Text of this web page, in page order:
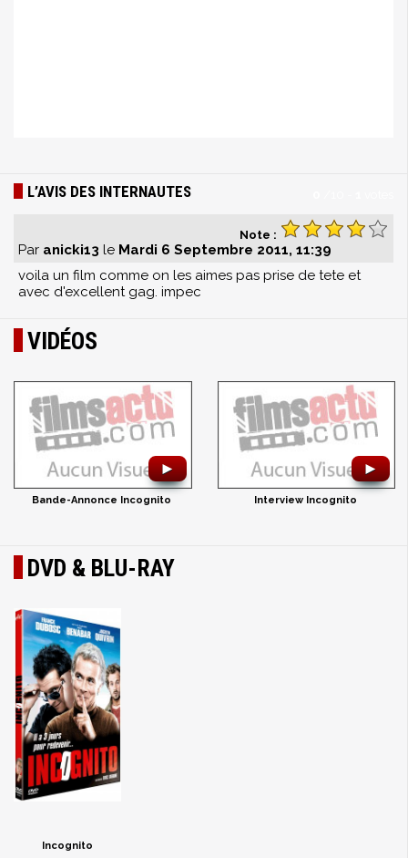
L’AVIS DES INTERNAUTES
Note :
Par anicki13 le Mardi 6 Septembre 2011, 11:39
voila un film comme on les aimes pas prise de tete et
avec d'excellent gag. impec
VIDÉOS
►
Bande-Annonce Incognito
►
Interview Incognito
DVD & BLU-RAY
Incognito